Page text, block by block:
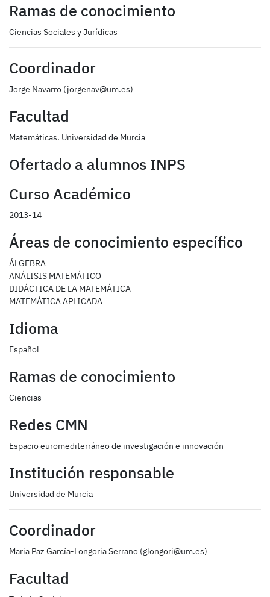
Ramas de conocimiento
Ciencias Sociales y Jurídicas
Coordinador
Jorge Navarro (jorgenav@um.es)
Facultad
Matemáticas. Universidad de Murcia
Ofertado a alumnos INPS
Curso Académico
2013-14
Áreas de conocimiento específico
ÁLGEBRA
ANÁLISIS MATEMÁTICO
DIDÁCTICA DE LA MATEMÁTICA
MATEMÁTICA APLICADA
Idioma
Español
Ramas de conocimiento
Ciencias
Redes CMN
Espacio euromediterráneo de investigación e innovación
Institución responsable
Universidad de Murcia
Coordinador
Maria Paz García-Longoria Serrano (glongori@um.es)
Facultad